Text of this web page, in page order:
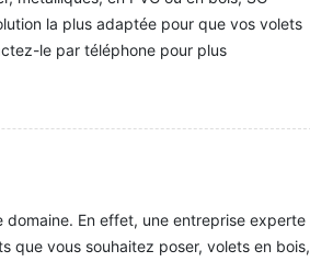
la plus adaptée pour que vos volets
le par téléphone pour plus
domaine. En effet, une entreprise experte
que vous souhaitez poser, volets en bois,